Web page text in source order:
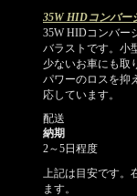
35W HIDコンバー
35W HIDコンバー
バラストです。小
少ないお車にも取
パワーのロスを抑
応しています。
配送
納期
2～5日程度
上記は目安です。
ます。